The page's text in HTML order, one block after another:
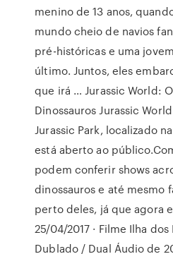
menino de 13 anos,
mundo cheio de navios
pré-históricas e uma
último. Juntos, eles
que irá … Jurassic World:
Dinossauros Jurassic
Jurassic Park, localizado
está aberto ao
podem conferir shows
dinossauros e até mesmo
perto deles, já que agora
25/04/2017 · Filme Ilha
Dublado / Dual Áudio de